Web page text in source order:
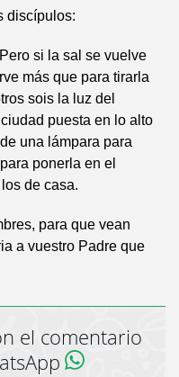
discípulos:
si la sal se vuelve
más que para tirarla
sois la luz del
puesta en lo alto
una lámpara para
ponerla en el
de casa.
para que vean
a vuestro Padre que
el comentario